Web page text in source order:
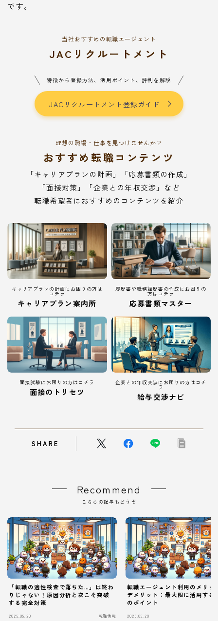
です。
当社おすすめの転職エージェント
JACリクルートメント
特徴から登録方法、活用ポイント、評判を解説
JACリクルートメント登録ガイド
理想の職場・仕事を見つけませんか？
おすすめ転職コンテンツ
「キャリアプランの計画」「応募書類の作成」
「面接対策」「企業との年収交渉」など
転職希望者におすすめのコンテンツを紹介
キャリアプランの計画にお困りの方は
コチラ
キャリアプラン案内所
履歴書や職務経歴書の作成にお困りの
方はコチラ
応募書類マスター
面接試験にお困りの方はコチラ
面接のトリセツ
企業との年収交渉にお困りの方はコチ
ラ
給与交渉ナビ
SHARE
Recommend
こちらの記事もどうぞ
「転職の適性検査で落ちた…」は終わ
りじゃない！原因分析と次こそ突破
する完全対策
2025.05.20 転職情報
転職エージェント利用のメリッ
デメリット：最大限に活用する
のポイント
2025.05.28